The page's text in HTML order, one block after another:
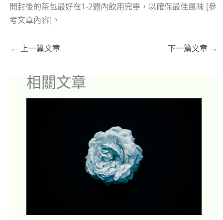
開封後的茶包最好在1-2週內飲用完畢，以確保最佳風味 [參
考文章內容]。
← 上一篇文章 下一篇文章 →
相關文章